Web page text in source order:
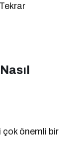
çok önemli bir